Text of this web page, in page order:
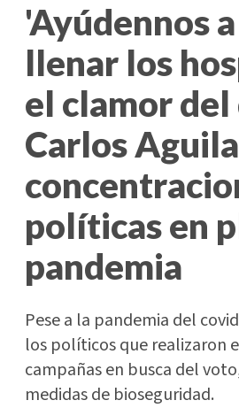
'Ayúdennos
llenar los
el clamor
Carlos
políticas en
pandemia
Pese a la pandemia del
los políticos que realizaron
campañas en busca del
medidas de bioseguridad.